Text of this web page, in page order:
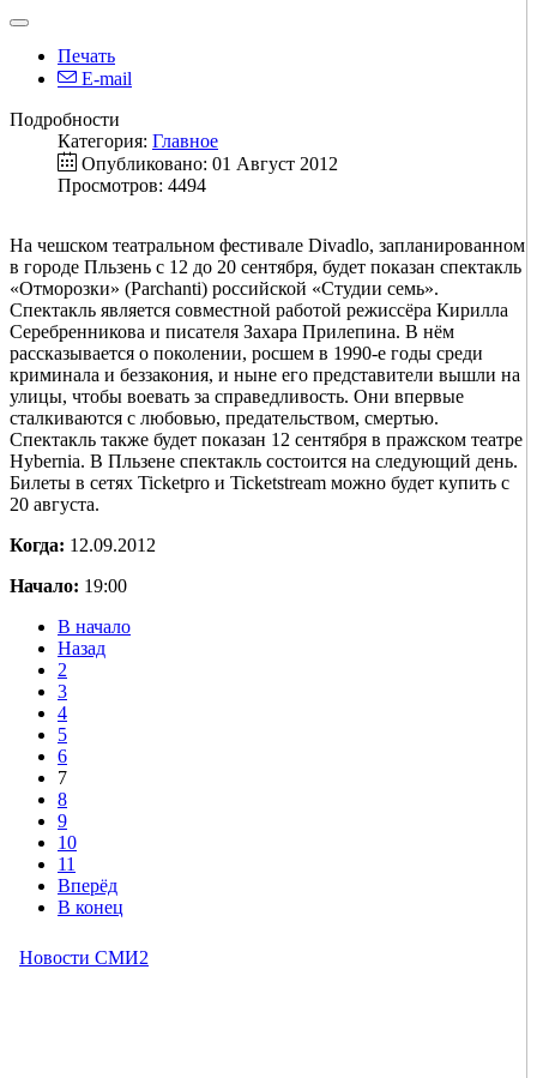
Печать
E-mail
Подробности
Категория: Главное
Опубликовано: 01 Август 2012
Просмотров: 4494
На чешском театральном фестивале Divadlo, запланированном
в городе Пльзень с 12 до 20 сентября, будет показан спектакль
«Отморозки» (Parchanti) российской «Студии семь».
Спектакль является совместной работой режиссёра Кирилла
Серебренникова и писателя Захара Прилепина. В нём
рассказывается о поколении, росшем в 1990-е годы среди
криминала и беззакония, и ныне его представители вышли на
улицы, чтобы воевать за справедливость. Они впервые
сталкиваются с любовью, предательством, смертью.
Спектакль также будет показан 12 сентября в пражском театре
Hybernia. В Пльзене спектакль состоится на следующий день.
Билеты в сетях Ticketpro и Ticketstream можно будет купить с
20 августа.
Когда: 12.09.2012
Начало: 19:00
В начало
Назад
2
3
4
5
6
7
8
9
10
11
Вперёд
В конец